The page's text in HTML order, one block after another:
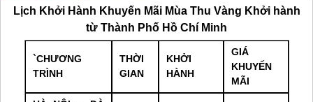
Lịch Khởi Hành Khuyến Mãi Mùa Thu Vàng Khởi hành
từ Thành Phố Hồ Chí Minh
`CHƯƠNG
TRÌNH
THỜI
GIAN
KHỞI
HÀNH
GIÁ
KHUYẾN
MÃI